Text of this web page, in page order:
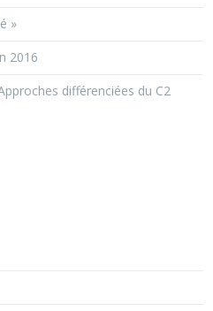
»
2016
différenciées du C2